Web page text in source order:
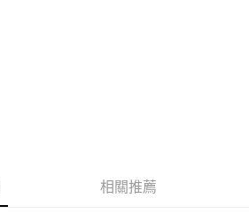
相關推薦